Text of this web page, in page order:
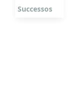
Successos